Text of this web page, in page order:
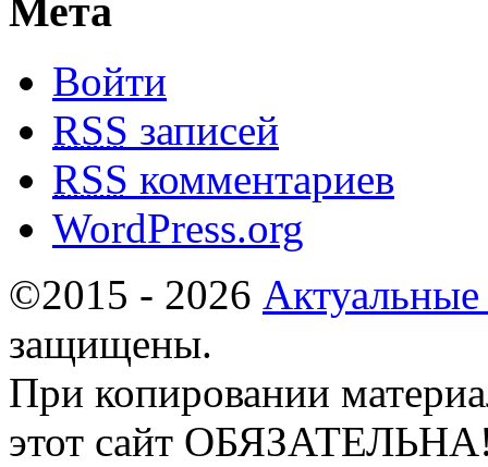
Мета
Войти
RSS записей
RSS комментариев
WordPress.org
©2015 - 2026
защищены.
При копировании
этот сайт